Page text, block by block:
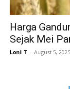
Harga
Sejak Mei
Loni T - August 5, 2025